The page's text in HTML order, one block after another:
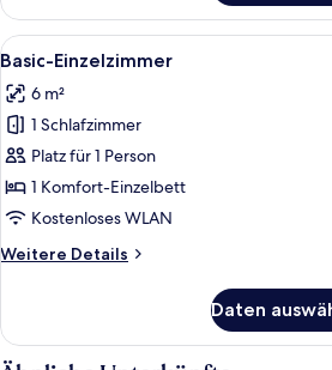
(Deluxe
King
307)
Alle
Fotos
für
Basic-
Einzelzimmer
anzeigen
Ein
4
Basic-Einzelzimmer
6 m²
1 Schlafzimmer
Platz für 1 Person
1 Komfort-Einzelbett
Kostenloses WLAN
Weitere Details
Weitere
Einzelzimmer
Daten